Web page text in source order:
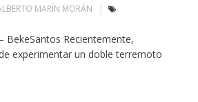
MARÍN MORÁN
BekeSantos Recientemente,
experimentar un doble terremoto